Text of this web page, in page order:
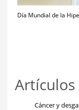
Día Mundial de la
Cáncer y